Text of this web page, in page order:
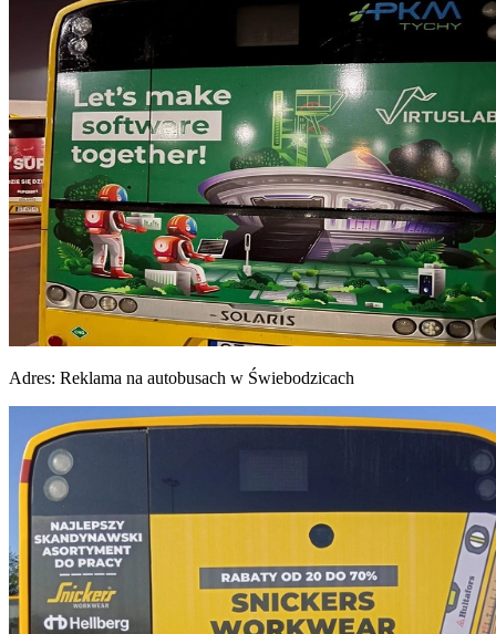
Adres: Reklama na autobusach w Świebodzicach